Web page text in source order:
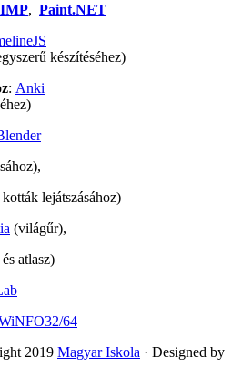
, Paint.NET
készítéséhez)
: Anki
lejátszásához)
(világűr),
atlasz)
64
2019 Magyar Iskola · Designed by